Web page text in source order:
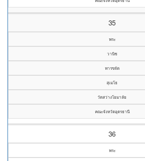
35
พระ
วานิช
ทารขจัด
สุเมโธ
วัดสว่างโยมาลัย
คณะจังหวัดอุดรธานี
36
พระ